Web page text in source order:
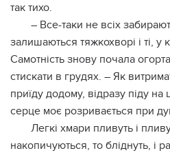
так тихо.
– Все-таки не всіх
залишаються тяжкохворі і ті, у
Самотність знову почала
стискати в грудях. – Як
приїду додому, відразу піду на
серце моє розpивається при
Легкі хмари пливуть і
накопичуються, то бліднуть, і